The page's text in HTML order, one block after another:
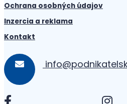
Ochrana osobných údajov
Inzercia a reklama
Kontakt